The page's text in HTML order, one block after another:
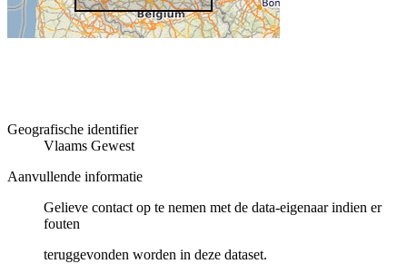
Geografische identifier
Vlaams Gewest
Aanvullende informatie
Gelieve contact op te nemen met de data-eigenaar indien er
fouten
teruggevonden worden in deze dataset.